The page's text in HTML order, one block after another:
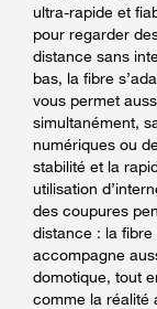
ultra-rapide et
pour regarder
distance sans
bas, la fibre
vous permet
simultanément,
numériques ou
stabilité et la
utilisation
des coupures
distance : la
accompagne
domotique, tout
comme la réalité